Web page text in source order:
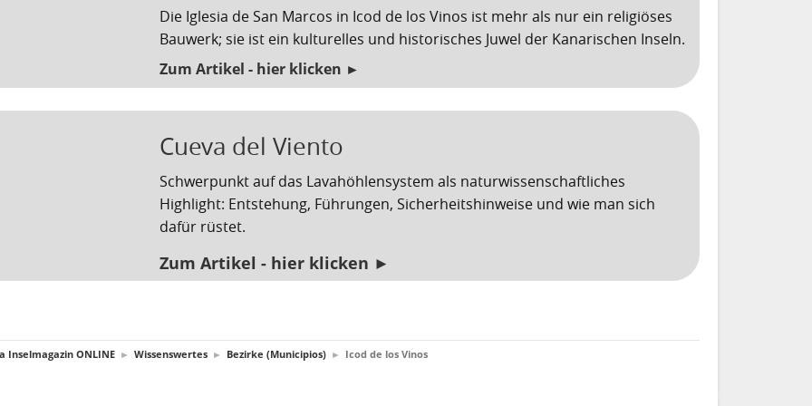
Die Iglesia de San Marcos in Icod de los Vinos ist mehr als nur ein religiöses
Bauwerk; sie ist ein kulturelles und historisches Juwel der Kanarischen Inseln.
Zum Artikel - hier klicken ►
Cueva del Viento
Schwerpunkt auf das Lavahöhlensystem als naturwissenschaftliches
Highlight: Entstehung, Führungen, Sicherheitshinweise und wie man sich
dafür rüstet.
Zum Artikel - hier klicken ►
Inselmagazin ONLINE ► Wissenswertes ► Bezirke (Municipios) ► Icod de los Vinos